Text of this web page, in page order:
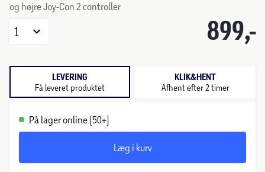
og højre Joy-Con 2 controller
899,-
1
LEVERING
Få leveret produktet
KLIK&HENT
Afhent efter 2 timer
På lager online (50+)
Læg i kurv